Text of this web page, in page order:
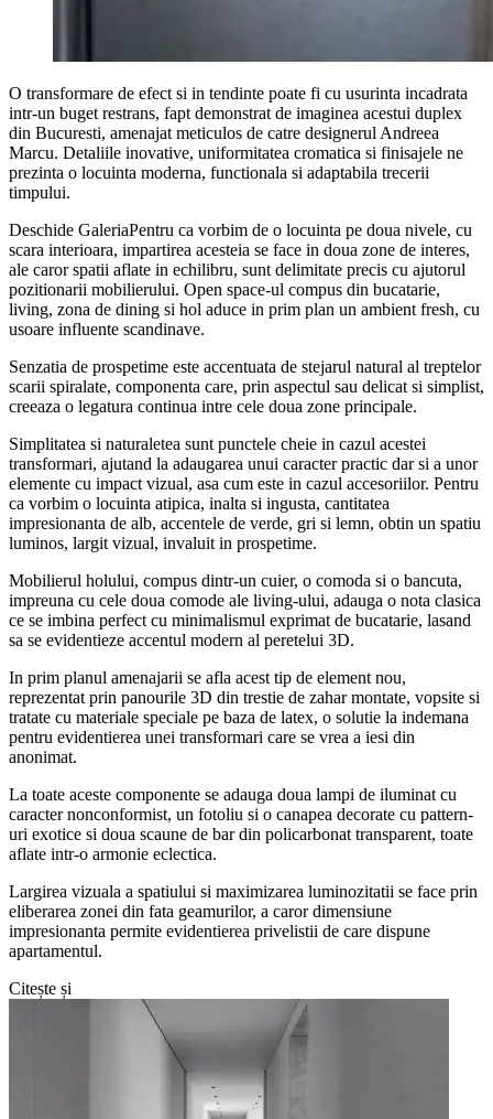
O transformare de efect si in tendinte poate fi cu usurinta incadrata
intr-un buget restrans, fapt demonstrat de imaginea acestui duplex
din Bucuresti, amenajat meticulos de catre designerul Andreea
Marcu. Detaliile inovative, uniformitatea cromatica si finisajele ne
prezinta o locuinta moderna, functionala si adaptabila trecerii
timpului.
Deschide GaleriaPentru ca vorbim de o locuinta pe doua nivele, cu
scara interioara, impartirea acesteia se face in doua zone de interes,
ale caror spatii aflate in echilibru, sunt delimitate precis cu ajutorul
pozitionarii mobilierului. Open space-ul compus din bucatarie,
living, zona de dining si hol aduce in prim plan un ambient fresh, cu
usoare influente scandinave.
Senzatia de prospetime este accentuata de stejarul natural al treptelor
scarii spiralate, componenta care, prin aspectul sau delicat si simplist,
creeaza o legatura continua intre cele doua zone principale.
Simplitatea si naturaletea sunt punctele cheie in cazul acestei
transformari, ajutand la adaugarea unui caracter practic dar si a unor
elemente cu impact vizual, asa cum este in cazul accesoriilor. Pentru
ca vorbim o locuinta atipica, inalta si ingusta, cantitatea
impresionanta de alb, accentele de verde, gri si lemn, obtin un spatiu
luminos, largit vizual, invaluit in prospetime.
Mobilierul holului, compus dintr-un cuier, o comoda si o bancuta,
impreuna cu cele doua comode ale living-ului, adauga o nota clasica
ce se imbina perfect cu minimalismul exprimat de bucatarie, lasand
sa se evidentieze accentul modern al peretelui 3D.
In prim planul amenajarii se afla acest tip de element nou,
reprezentat prin panourile 3D din trestie de zahar montate, vopsite si
tratate cu materiale speciale pe baza de latex, o solutie la indemana
pentru evidentierea unei transformari care se vrea a iesi din
anonimat.
La toate aceste componente se adauga doua lampi de iluminat cu
caracter nonconformist, un fotoliu si o canapea decorate cu pattern-
uri exotice si doua scaune de bar din policarbonat transparent, toate
aflate intr-o armonie eclectica.
Largirea vizuala a spatiului si maximizarea luminozitatii se face prin
eliberarea zonei din fata geamurilor, a caror dimensiune
impresionanta permite evidentierea privelistii de care dispune
apartamentul.
Citește și